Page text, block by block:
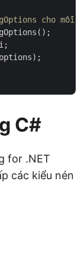
cho mỗi
C#
for .NET
các kiểu nén